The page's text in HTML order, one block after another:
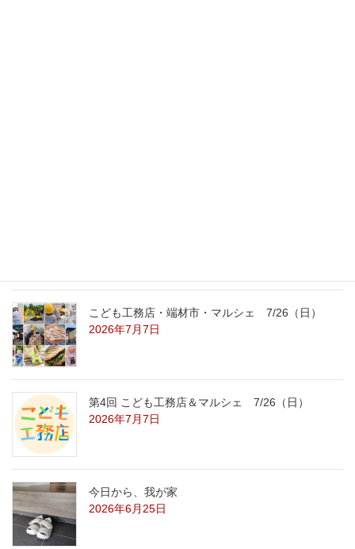
こども工務店・端材市・マルシェ 7/26（日）
2026年7月7日
第4回 こども工務店＆マルシェ 7/26（日）
2026年7月7日
今日から、我が家
2026年6月25日